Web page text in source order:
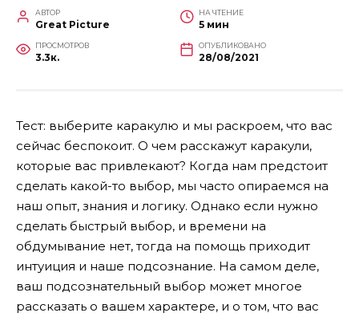
АВТОР
Great Picture
НА ЧТЕНИЕ
5 мин
ПРОСМОТРОВ
3.3к.
ОПУБЛИКОВАНО
28/08/2021
Тест: выберите каракулю и мы раскроем, что вас
сейчас беспокоит. О чем расскажут каракули,
которые вас привлекают? Когда нам предстоит
сделать какой-то выбор, мы часто опираемся на
наш опыт, знания и логику. Однако если нужно
сделать быстрый выбор, и времени на
обдумывание нет, тогда на помощь приходит
интуиция и наше подсознание. На самом деле,
ваш подсознательный выбор может многое
рассказать о вашем характере, и о том, что вас